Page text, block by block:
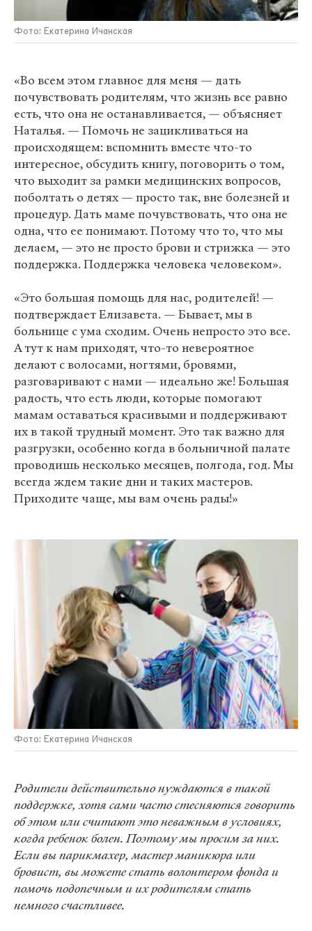
Фото: Екатерина Ичанская
«Во всем этом главное для меня — дать
почувствовать родителям, что жизнь все равно
есть, что она не останавливается, — объясняет
Наталья. — Помочь не зацикливаться на
происходящем: вспомнить вместе что-то
интересное, обсудить книгу, поговорить о том,
что выходит за рамки медицинских вопросов,
поболтать о детях — просто так, вне болезней и
процедур. Дать маме почувствовать, что она не
одна, что ее понимают. Потому что то, что мы
делаем, — это не просто брови и стрижка — это
поддержка. Поддержка человека человеком».
«Это большая помощь для нас, родителей! —
подтверждает Елизавета. — Бывает, мы в
больнице с ума сходим. Очень непросто это все.
А тут к нам приходят, что-то невероятное
делают с волосами, ногтями, бровями,
разговаривают с нами — идеально же! Большая
радость, что есть люди, которые помогают
мамам оставаться красивыми и поддерживают
их в такой трудный момент. Это так важно для
разгрузки, особенно когда в больничной палате
проводишь несколько месяцев, полгода, год. Мы
всегда ждем такие дни и таких мастеров.
Приходите чаще, мы вам очень рады!»
Фото: Екатерина Ичанская
Родители действительно нуждаются в такой
поддержке, хотя сами часто стесняются говорить
об этом или считают это неважным в условиях,
когда ребенок болен. Поэтому мы просим за них.
Если вы парикмахер, мастер маникюра или
бровист, вы можете стать волонтером фонда и
помочь подопечным и их родителям стать
немного счастливее.